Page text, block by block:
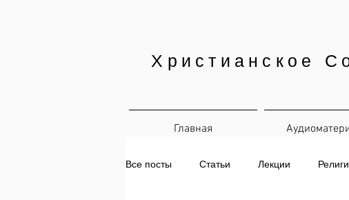
Христианское
Главная
Все посты Статьи Лекции